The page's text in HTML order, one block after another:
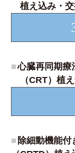
植え込み・交
■心臓再同期療
（CRT）植
■ 除細動機能付